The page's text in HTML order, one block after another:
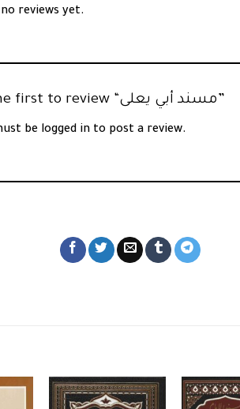
reviews yet.
Be the first to review “مسند أبي يعلى”
be logged in to post a review.